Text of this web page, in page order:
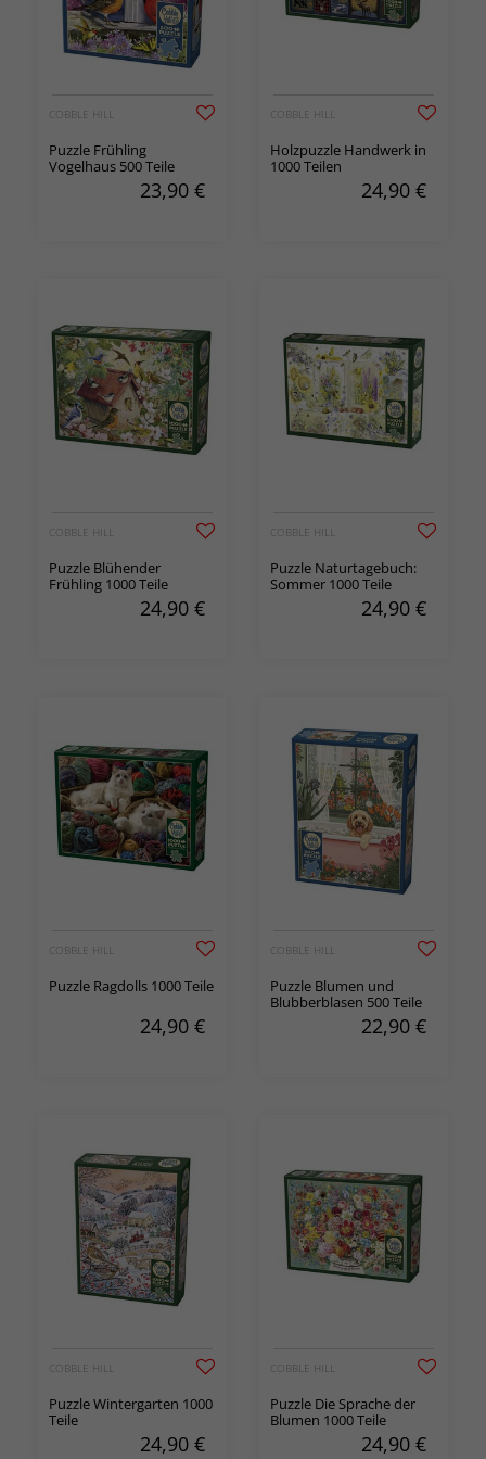
COBBLE HILL
Puzzle Frühling
Vogelhaus 500 Teile
23,90 €
COBBLE HILL
Holzpuzzle Handwerk in
1000 Teilen
24,90 €
COBBLE HILL
Puzzle Blühender
Frühling 1000 Teile
24,90 €
COBBLE HILL
Puzzle Naturtagebuch:
Sommer 1000 Teile
24,90 €
COBBLE HILL
Puzzle Ragdolls 1000 Teile
24,90 €
COBBLE HILL
Puzzle Blumen und
Blubberblasen 500 Teile
22,90 €
COBBLE HILL
Puzzle Wintergarten 1000
Teile
24,90 €
COBBLE HILL
Puzzle Die Sprache der
Blumen 1000 Teile
24,90 €